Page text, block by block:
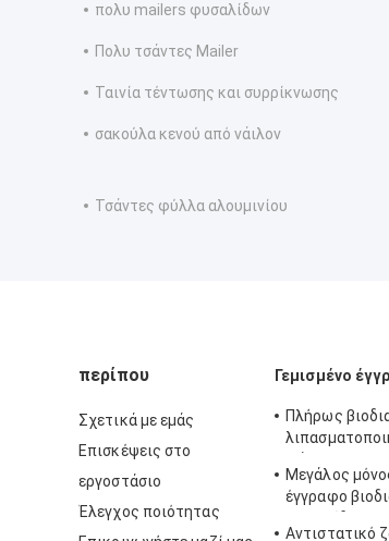
πολυ mailers φυσαλίδων
Πολυ τσάντες Mailer
Ταινία τέντωσης και συρρίκνωσης
σακούλα κενού από νάιλον
Τσάντες φύλλα αλουμινίου
περίπου
Σχετικά με εμάς
Επισκέψεις στο
εργοστάσιο
Έλεγχος ποιότητας
Γεμισμένο
Πλήρως
γεμισμένο
Μεγάλος
έγγραφο
Αντιστατικό